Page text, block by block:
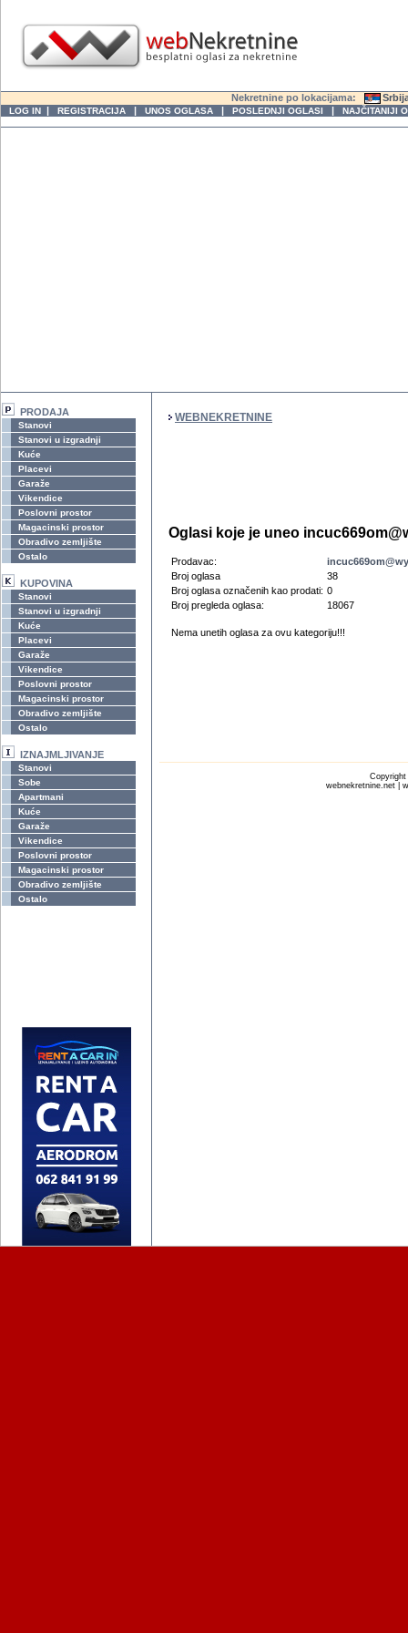
Nekretnine po lokacijama:
LOG IN | REGISTRACIJA | UNOS OGLASA | POSLEDNJI OGLASI | NAJČITANIJI
PRODAJA
Stanovi
Stanovi u izgradnji
Kuće
Placevi
Garaže
Vikendice
Poslovni prostor
Magacinski prostor
Obradivo zemljište
Ostalo
KUPOVINA
Stanovi
Stanovi u izgradnji
Kuće
Placevi
Garaže
Vikendice
Poslovni prostor
Magacinski prostor
Obradivo zemljište
Ostalo
IZNAJMLJIVANJE
Stanovi
Sobe
Apartmani
Kuće
Garaže
Vikendice
Poslovni prostor
Magacinski prostor
Obradivo zemljište
Ostalo
WEBNEKRETNINE
Oglasi koje je uneo
Prodavac:
Broj oglasa
38
Broj oglasa označenih kao prodati: 0
Broj pregleda oglasa:
18067
Nema unetih oglasa za ovu kategoriju!!!
webnekretnine.net |